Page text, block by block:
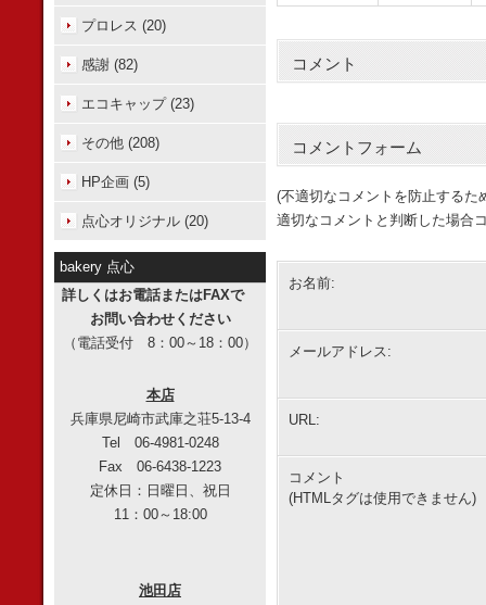
コメント
コメントフォーム
(不適切なコメントを防止するた
適切なコメントと判断した場合
お名前:
メールアドレス:
URL:
コメント
(HTMLタグは使用できません)
プロレス (20)
感謝 (82)
エコキャップ (23)
その他 (208)
HP企画 (5)
点心オリジナル (20)
bakery 点心
詳しくはお電話またはFAXで
お問い合わせください
（電話受付 8：00～18：00）
本店
兵庫県尼崎市武庫之荘5-13-4
Tel 06-4981-0248
Fax 06-6438-1223
定休日：日曜日、祝日
11：00～18:00
池田店